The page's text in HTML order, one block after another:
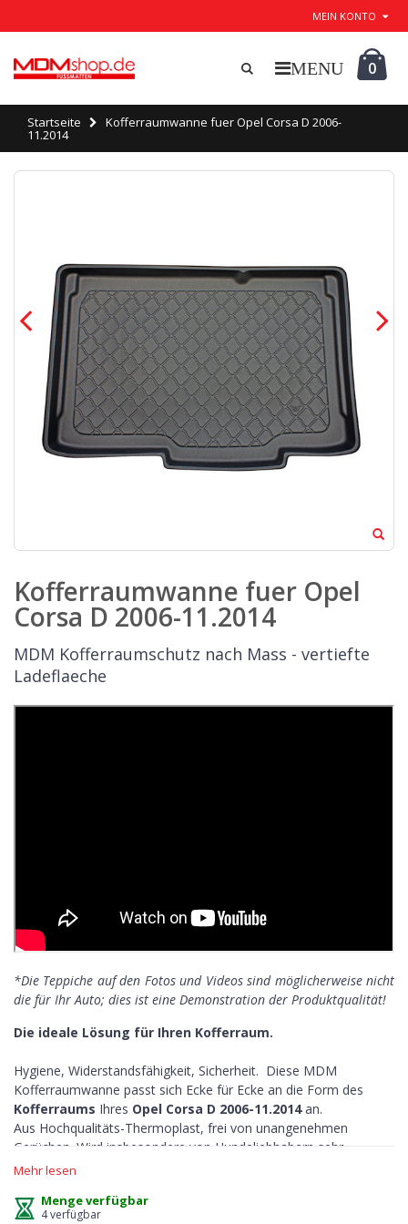
MEIN KONTO
0
Startseite Kofferraumwanne fuer Opel Corsa D 2006-
11.2014
Kofferraumwanne fuer Opel
Corsa D 2006-11.2014
MDM Kofferraumschutz nach Mass - vertiefte
Ladeflaeche
*Die Teppiche auf den Fotos und Videos sind möglicherweise nicht
die für Ihr Auto; dies ist eine Demonstration der Produktqualität!
Die ideale Lösung für Ihren Kofferraum.
Hygiene, Widerstandsfähigkeit, Sicherheit. Diese MDM
Kofferraumwanne passt sich Ecke für Ecke an die Form des
Kofferraums Ihres Opel Corsa D 2006-11.2014an.
Aus Hochqualitäts-Thermoplast, frei von unangenehmen
Gerüchen. Wird insbesondere von Hundeliebhabern sehr
geschätzt und ist ideal für alle, die sich entspannt aufs Auto
Geschehen im Kofferraum machen zu müssen.
Mehr lesen
Menge verfügbar
4 verfügbar